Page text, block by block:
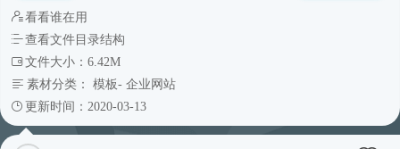
看看谁在用
查看文件目录结构
文件大小：6.42M
素材分类： 模板- 企业网站
更新时间：2020-03-13